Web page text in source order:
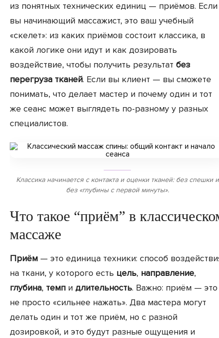
из понятных технических единиц — приёмов. Если
вы начинающий массажист, это ваш учебный
«скелет»: из каких приёмов состоит классика, в
какой логике они идут и как дозировать
воздействие, чтобы получить результат без
перегруза тканей. Если вы клиент — вы сможете
понимать, что делает мастер и почему один и тот
же сеанс может выглядеть по-разному у разных
специалистов.
Классика начинается с контакта и оценки тканей: без спешки и
без «глубины с первой минуты».
Что такое “приём” в
массаже
Приём — это единица техники: способ
на ткани, у которого есть цель, направление,
глубина, темп и длительность. Важно: приём — это
не просто «сильнее нажать». Два мастера могут
делать один и тот же приём, но с разной
дозировкой, и это будут разные ощущения и